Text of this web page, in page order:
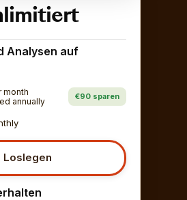
Analysen auf
month
annually
€90 sparen
Loslegen